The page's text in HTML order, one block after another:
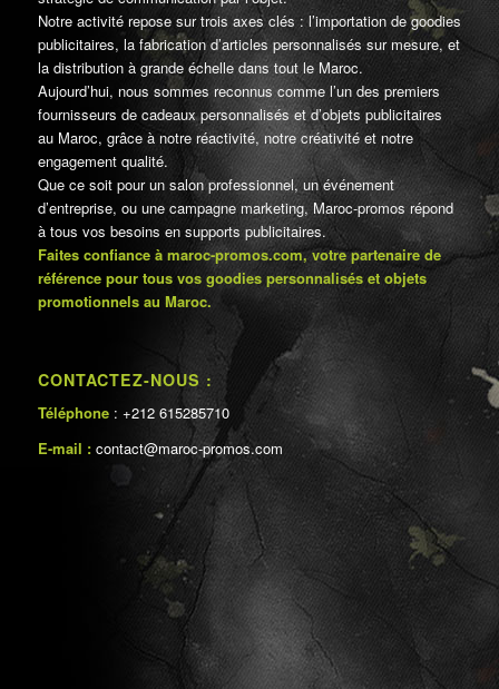
Notre activité repose sur trois axes clés : l’importation de goodies
publicitaires, la fabrication d’articles personnalisés sur mesure, et
la distribution à grande échelle dans tout le Maroc.
Aujourd’hui, nous sommes reconnus comme l’un des premiers
fournisseurs de cadeaux personnalisés et d’objets publicitaires
au Maroc, grâce à notre réactivité, notre créativité et notre
engagement qualité.
Que ce soit pour un salon professionnel, un événement
d’entreprise, ou une campagne marketing, Maroc-promos répond
à tous vos besoins en supports publicitaires.
Faites confiance à maroc-promos.com, votre partenaire de
référence pour tous vos goodies personnalisés et objets
promotionnels au Maroc.
CONTACTEZ-NOUS :
Téléphone : +212 615285710
E-mail : contact@maroc-promos.com